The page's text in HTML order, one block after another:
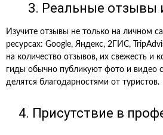
3. Реальные отзывы
Изучите отзывы не только на личном
ресурсах: Google, Яндекс, 2ГИС,
на количество отзывов, их свежесть и
гиды обычно публикуют фото и видео
делятся благодарностями от туристов.
4. Присутствие в